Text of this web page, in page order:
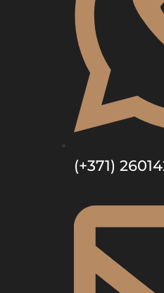
(+371)